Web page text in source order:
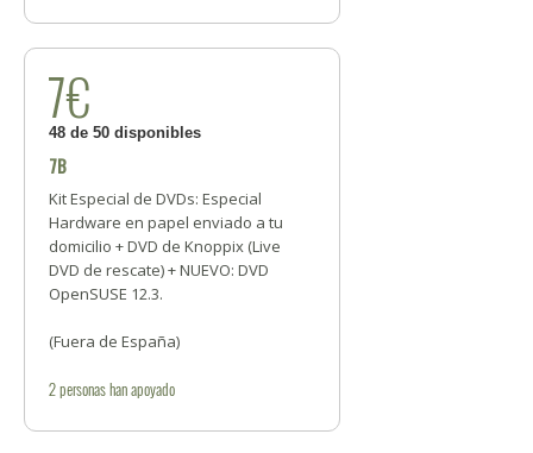
7€
48 de 50 disponibles
7B
Kit Especial de DVDs: Especial
Hardware en papel enviado a tu
domicilio + DVD de Knoppix (Live
DVD de rescate) + NUEVO: DVD
OpenSUSE 12.3.
(Fuera de España)
2personashan apoyado